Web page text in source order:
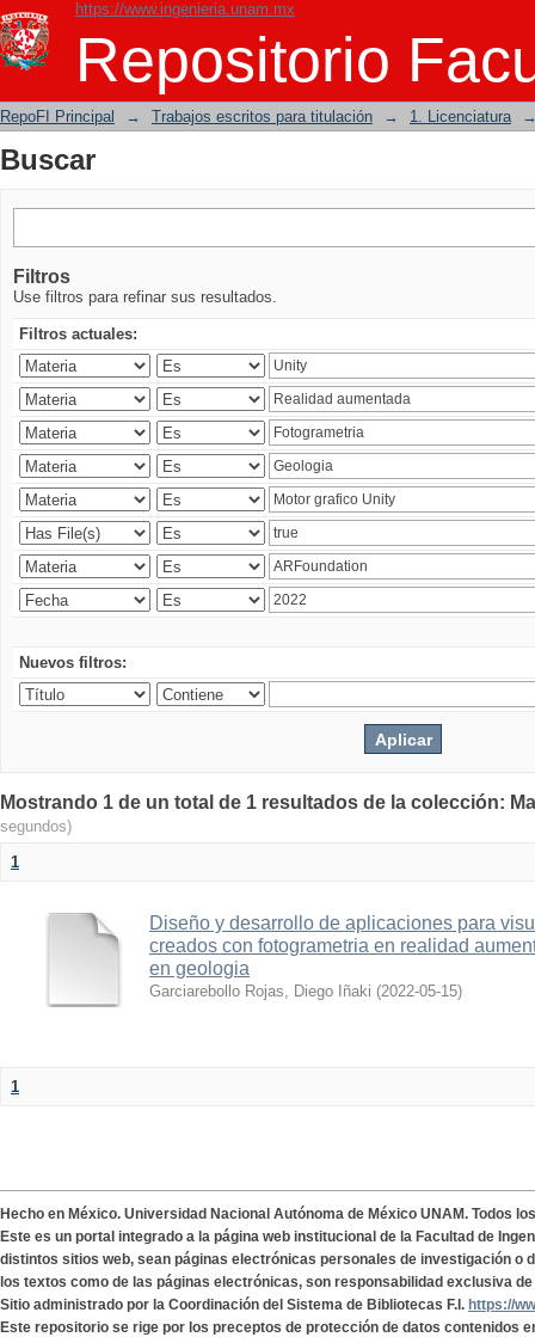
https://www.ingenieria.unam.mx
Repositorio
Buscar
RepoFI Principal → Trabajos escritos para titulación → 1. Licenciatura
Buscar
Filtros
Use filtros para refinar sus resultados.
Filtros actuales:
Nuevos filtros:
Mostrando 1 de un total de 1 resultados de la colección:
segundos)
1
Diseño y desarrollo de aplicaciones para
creados con fotogrametria en realidad
en geologia
Garciarebollo Rojas, Diego Iñaki (2022-05-15)
1
Hecho en México. Universidad Nacional Autónoma de México UNAM. Todos
Este es un portal integrado a la página web institucional de la Facultad de
distintos sitios web, sean páginas electrónicas personales de investigación o
los textos como de las páginas electrónicas, son responsabilidad exclusiva
Sitio administrado por la Coordinación del Sistema de Bibliotecas F.I. https://
Este repositorio se rige por los preceptos de protección de datos contenidos